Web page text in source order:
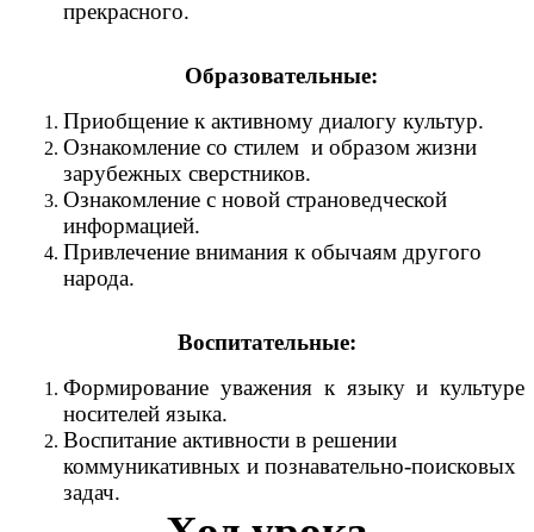
прекрасного.
Образовательные:
Приобщение к активному диалогу культур.
Ознакомление со стилем и образом жизни
зарубежных сверстников.
Ознакомление с новой страноведческой
информацией.
Привлечение внимания к обычаям другого
народа.
Воспитательные:
Формирование уважения к языку и культуре
носителей языка.
Воспитание активности в решении
коммуникативных и познавательно-поисковых
задач.